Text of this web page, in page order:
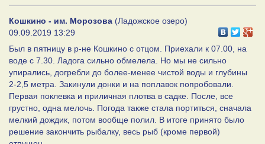
Кошкино - им. Морозова (Ладожское озеро)
09.09.2019 13:29
Был в пятницу в р-не Кошкино с отцом. Приехали к 07.00, на
воде с 7.30. Ладога сильно обмелела. Но мы не сильно
упирались, догребли до более-менее чистой воды и глубины
2-2,5 метра. Закинули донки и на поплавок попробовали.
Первая поклевка и приличная плотва в садке. После, все
грустно, одна мелочь. Погода также стала портиться, сначала
мелкий дождик, потом вообще полил. В итоге принято было
решение закончить рыбалку, весь рыб (кроме первой)